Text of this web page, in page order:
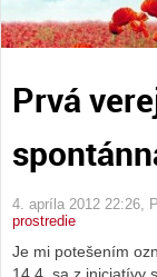
Prvá
4. apríla 2012 22:26 ,
prostredie
Je mi potešením
14.4. sa z iniciatívy